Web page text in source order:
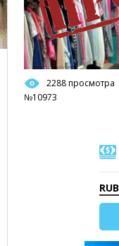
2288 просмотра
№10973
RUB